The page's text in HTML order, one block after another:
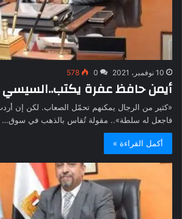
10 نوفمبر، 2021 0
578
أيمن حافظ عفرة يكتب..السيسي
«كثير من الرجال يمكنهم تحمّل الصعاب. لكن إن
فاجعل له سلطة».. مقولة تُقاس بالذهب في سوق…
أكمل القراءة »